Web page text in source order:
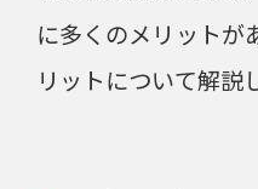
に多くのメリットが
リットについて解説